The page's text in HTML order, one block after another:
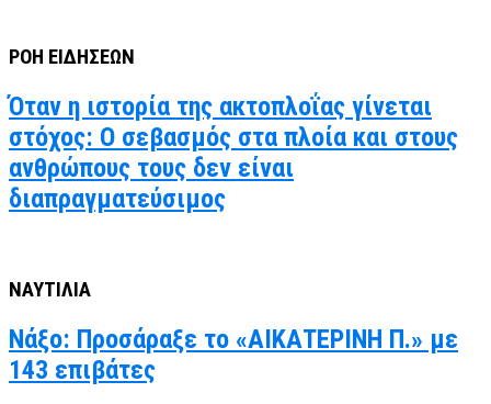
ΡΟΗ ΕΙΔΗΣΕΩΝ
Όταν η ιστορία της ακτοπλοΐας γίνεται
στόχος: Ο σεβασμός στα πλοία και στους
ανθρώπους τους δεν είναι
διαπραγματεύσιμος
ΝΑΥΤΙΛΙΑ
Νάξο: Προσάραξε το «ΑΙΚΑΤΕΡΙΝΗ Π.» με
143 επιβάτες